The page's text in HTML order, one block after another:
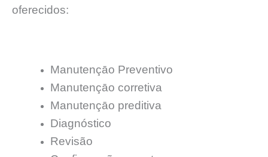
oferecidos:
Manutençāo Preventivo
Manutençāo corretiva
Manutençāo preditiva
Diagnóstico
Revisão